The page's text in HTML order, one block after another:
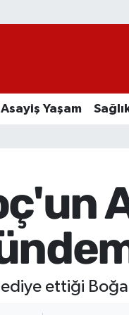
Asayiş Yaşam
ettiği